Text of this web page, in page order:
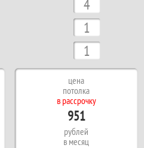
цена
потолка
в рассрочку
951
рублей
в месяц